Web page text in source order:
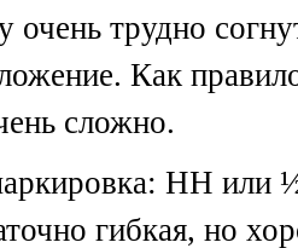
трудно
Как
сложно.
HH или
гибкая, но